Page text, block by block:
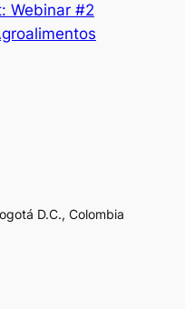
Webinar #2
D.C., Colombia